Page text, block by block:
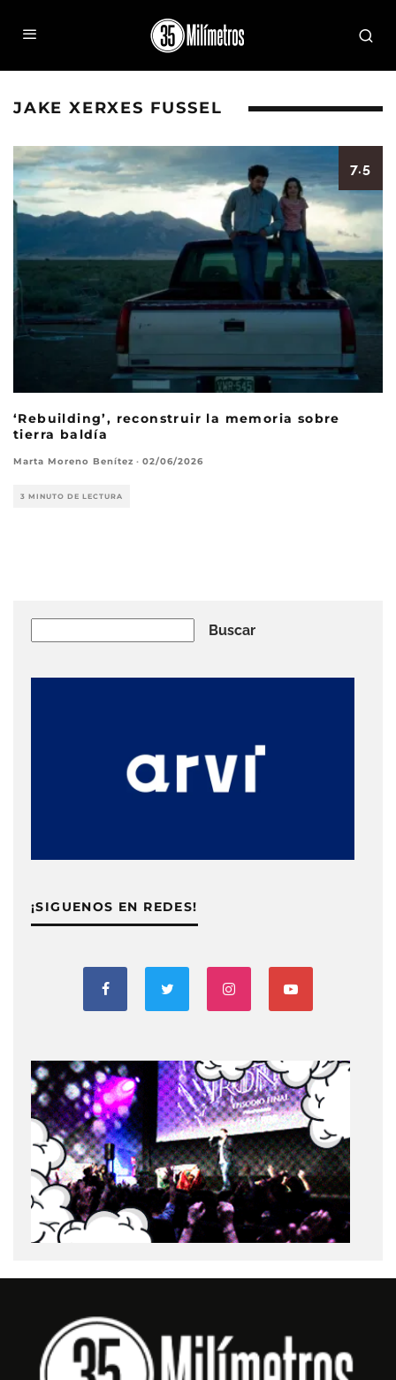
JAKE XERXES FUSSEL
7.5
‘Rebuilding’, reconstruir la memoria sobre
tierra baldía
Marta Moreno Benítez · 02/06/2026
3 MINUTO DE LECTURA
Buscar
¡SIGUENOS EN REDES!